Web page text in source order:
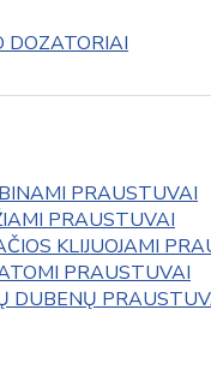
DOZATORIAI
PRAUSTUVAI
PRAUSTUVAI
KLIJUOJAMI
PRAUSTUVAI
DUBENŲ